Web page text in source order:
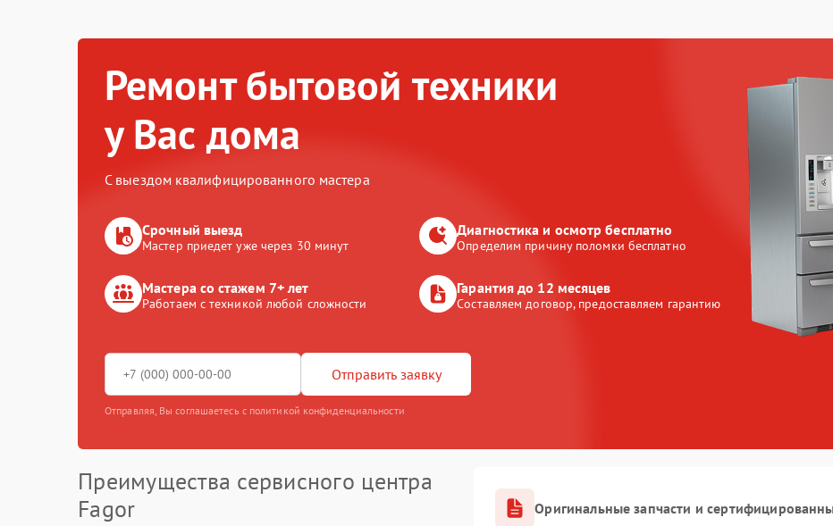
Ремонт бытовой техники
у Вас дома
С выездом квалифицированного мастера
Срочный выезд
Мастер приедет уже через 30 минут
Диагностика и осмотр бесплатно
Определим причину поломки бесплатно
Мастера со стажем 7+ лет
Работаем с техникой любой сложности
Гарантия до 12 месяцев
Составляем договор, предоставляем гарантию
Отправить заявку
Отправляя, Вы соглашаетесь с политикой конфиденциальности
Преимущества сервисного центра
Fagor
Оригинальные запчасти и